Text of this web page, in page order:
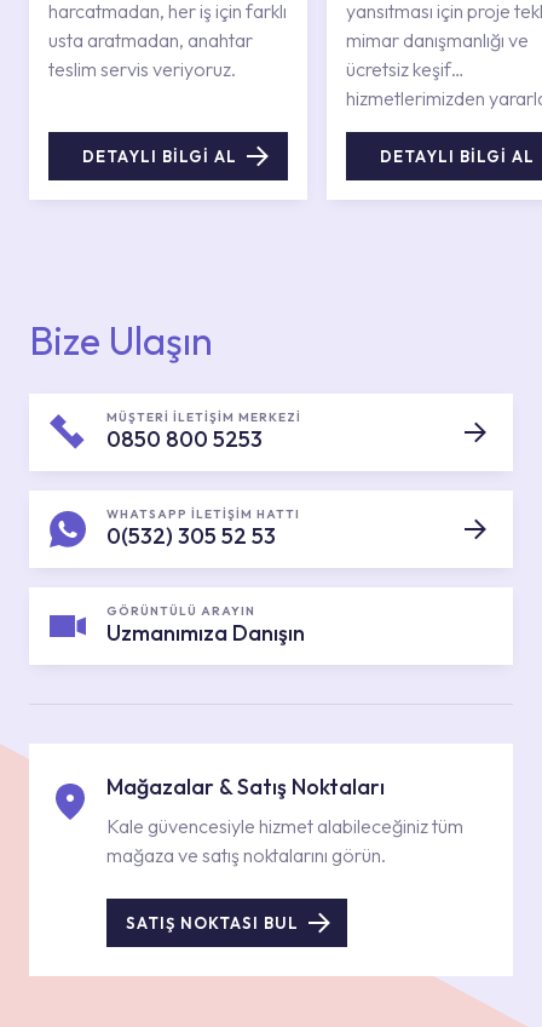
harcatmadan, her iş için farklı
usta aratmadan, anahtar
teslim servis veriyoruz.
DETAYLI BİLGİ AL
yansıtması için proje
mimar danışmanlığı ve
ücretsiz keşif
hizmetlerimizden
DETAYLI BİLGİ AL
Bize Ulaşın
MÜŞTERİ İLETİŞİM MERKEZİ
0850 800 5253
WHATSAPP İLETİŞİM HATTI
0(532) 305 52 53
GÖRÜNTÜLÜ ARAYIN
Uzmanımıza Danışın
Mağazalar & Satış Noktaları
Kale güvencesiyle hizmet alabileceğiniz tüm
mağaza ve satış noktalarını görün.
SATIŞ NOKTASI BUL